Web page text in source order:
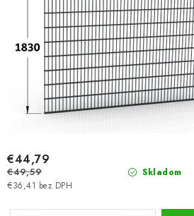
Skladom
€36,41 bez DPH
€44,79
€49,59